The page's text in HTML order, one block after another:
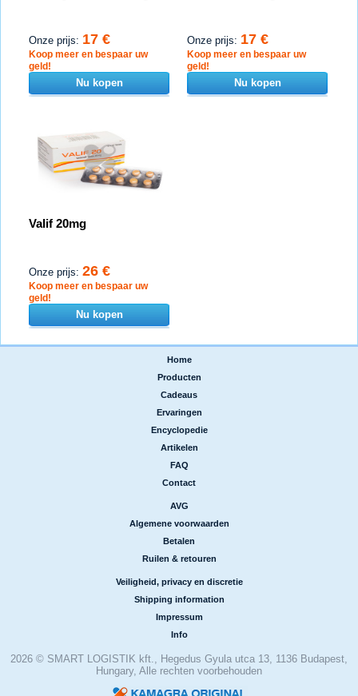
Onze prijs: 17 €
Koop meer en bespaar uw
geld!
Nu kopen
Onze prijs: 17 €
Koop meer en bespaar uw
geld!
Nu kopen
Valif 20mg
Onze prijs: 26 €
Koop meer en bespaar uw
geld!
Nu kopen
Home
Producten
Cadeaus
Ervaringen
Encyclopedie
Artikelen
FAQ
Contact
AVG
Algemene voorwaarden
Betalen
Ruilen & retouren
Veiligheid, privacy en discretie
Shipping information
Impressum
Info
2026 © SMART LOGISTIK kft., Hegedus Gyula utca 13, 1136 Budapest,
Hungary, Alle rechten voorbehouden